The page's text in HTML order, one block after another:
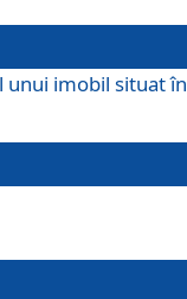
imobil situat